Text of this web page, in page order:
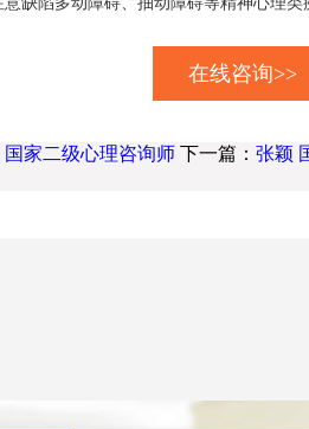
在线咨询>>
国家二级心理咨询师下一篇： 张颖